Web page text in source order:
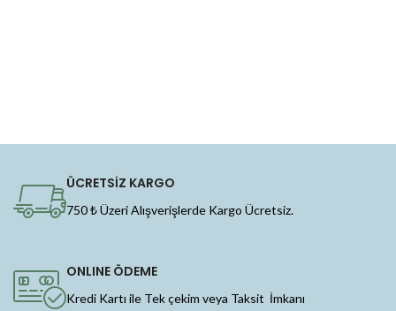
ÜCRETSİZ KARGO
750 ₺ Üzeri Alışverişlerde Kargo Ücretsiz.
ONLINE ÖDEME
Kredi Kartı ile Tek çekim veya Taksit İmkanı